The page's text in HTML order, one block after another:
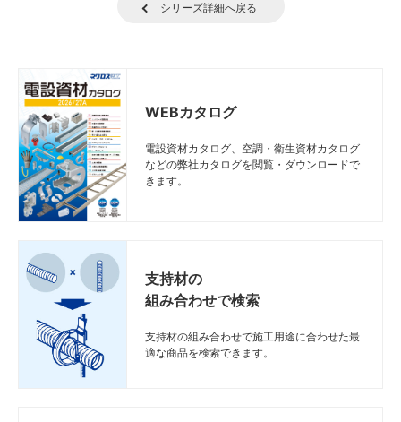
シリーズ詳細へ戻る
WEBカタログ
電設資材カタログ、空調・衛生資材カタログ
などの弊社カタログを閲覧・ダウンロードで
きます。
支持材の
組み合わせで検索
支持材の組み合わせで施工用途に合わせた最
適な商品を検索できます。